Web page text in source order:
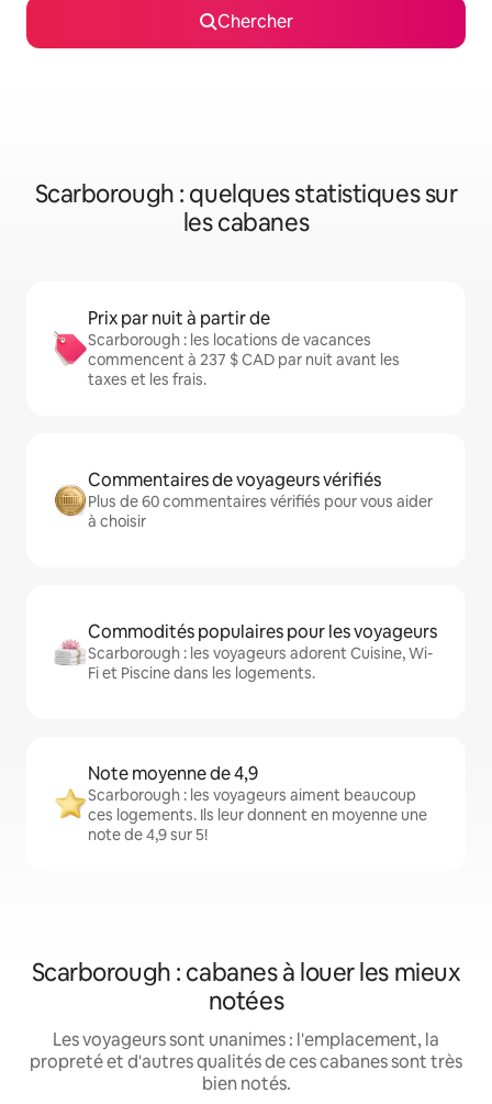
Chercher
Scarborough : quelques statistiques sur
les cabanes
Prix par nuit à partir de
Scarborough : les locations de vacances
commencent à 237 $ CAD par nuit avant les
taxes et les frais.
Commentaires de voyageurs vérifiés
Plus de 60 commentaires vérifiés pour vous aider
à choisir
Commodités populaires pour les voyageurs
Scarborough : les voyageurs adorent Cuisine, Wi-
Fi et Piscine dans les logements.
Note moyenne de 4,9
Scarborough : les voyageurs aiment beaucoup
ces logements. Ils leur donnent en moyenne une
note de 4,9 sur 5!
Scarborough : cabanes à louer les mieux
notées
Les voyageurs sont unanimes : l'emplacement, la
propreté et d'autres qualités de ces cabanes sont très
bien notés.